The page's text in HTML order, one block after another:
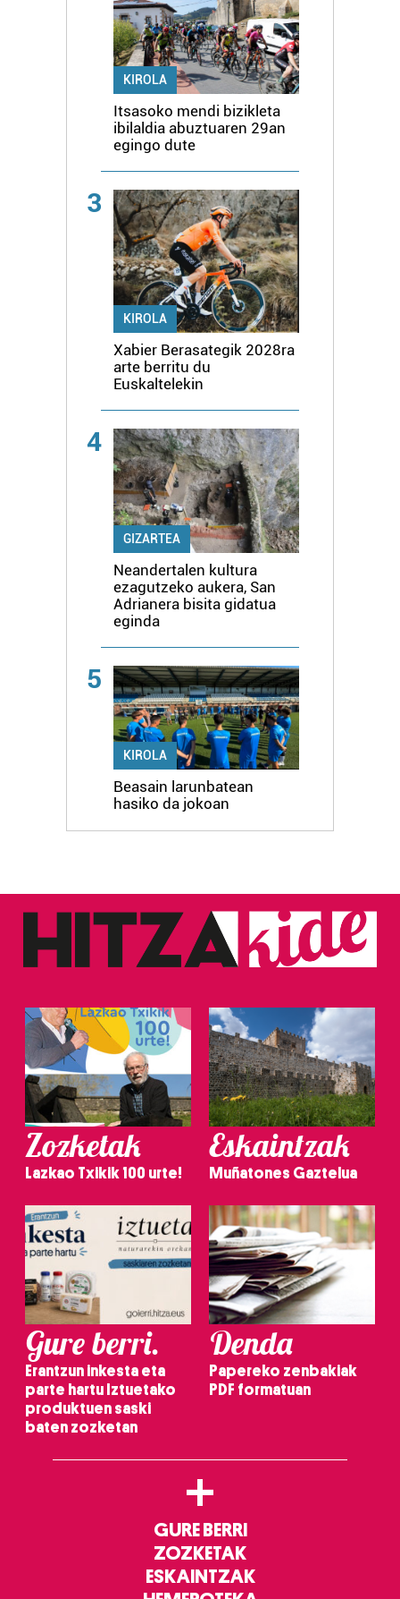
KIROLA
Itsasoko mendi bizikleta
ibilaldia abuztuaren 29an
egingo dute
3
KIROLA
Xabier Berasategik 2028ra
arte berritu du
Euskaltelekin
4
GIZARTEA
Neandertalen kultura
ezagutzeko aukera, San
Adrianera bisita gidatua
eginda
5
KIROLA
Beasain larunbatean
hasiko da jokoan
Zozketak
Lazkao Txikik 100 urte!
Eskaintzak
Muñatones Gaztelua
Gure berri.
Erantzun inkesta eta
parte hartu Iztuetako
produktuen saski
baten zozketan
Denda
Papereko zenbakiak
PDF formatuan
+
GURE BERRI
ZOZKETAK
ESKAINTZAK